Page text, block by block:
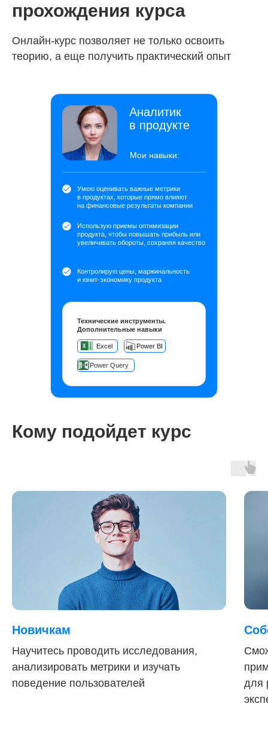
прохождения курса
Онлайн-курс позволяет не только освоить
теорию, а еще получить практический опыт
Мои навыки:
Умею оценивать важные метрики
в продуктах, которые прямо влияют
на финансовые результаты компании
Аналитик
в продукте
Контролирую цены, маржинальность
и юнит-экономику продукта
Использую приемы оптимизации
продукта, чтобы повышать прибыль или
увеличивать обороты, сохраняя качество
Технические инструменты.
Дополнительные навыки
Power Query
Power BI
Excel
Кому подойдет курс
Новичкам
Научитесь проводить исследования,
анализировать метрики и изучать
поведение пользователей
для